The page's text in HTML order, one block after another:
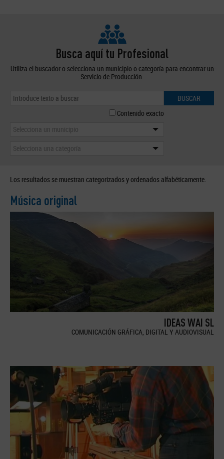
Busca aquí tu Profesional
Utiliza el buscador o selecciona un municipio o categoría para encontrar un
Servicio de Producción.
BUSCAR
Contenido exacto
Selecciona un municipio
Selecciona una categoría
Los resultados se muestran categorizados y ordenados alfabéticamente.
Música original
IDEAS WAI SL
COMUNICACIÓN GRÁFICA, DIGITAL Y AUDIOVISUAL